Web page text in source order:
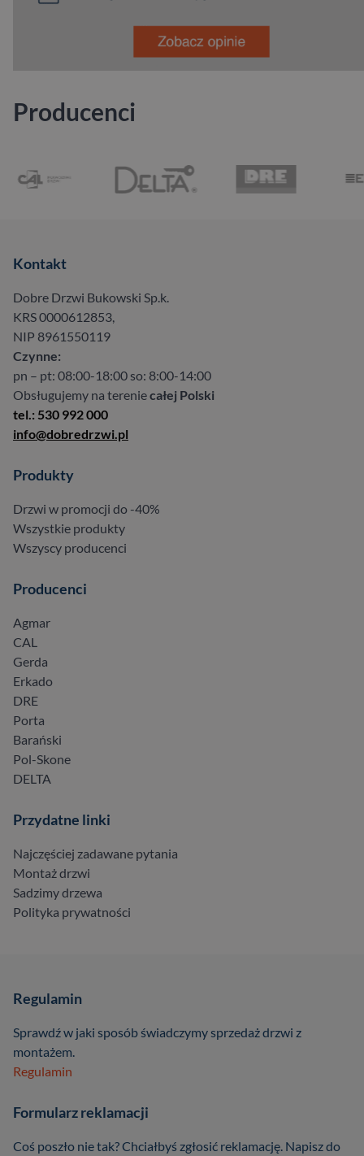
Producenci
Kontakt
Dobre Drzwi Bukowski Sp.k.
KRS 0000612853,
NIP 8961550119
Czynne:
pn – pt: 08:00-18:00 so: 8:00-14:00
Obsługujemy na tereniecałej Polski
tel.: 530 992 000
info@dobredrzwi.pl
Produkty
Drzwi w promocji do -40%
Wszystkie produkty
Wszyscy producenci
Producenci
Agmar
CAL
Gerda
Erkado
DRE
Porta
Barański
Pol-Skone
DELTA
Przydatne linki
Najczęściej zadawane pytania
Montaż drzwi
Sadzimy drzewa
Polityka prywatności
Regulamin
Sprawdź w jaki sposób świadczymy sprzedaż drzwi z
montażem.
Regulamin
Formularz reklamacji
Coś poszło nie tak? Chciałbyś zgłosić reklamację. Napisz do